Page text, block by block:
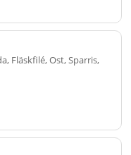
Fläskfilé, Ost, Sparris,